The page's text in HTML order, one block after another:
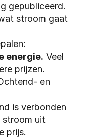
gepubliceerd.
stroom gaat
energie. Veel
prijzen.
en
is verbonden
stroom uit
prijs.